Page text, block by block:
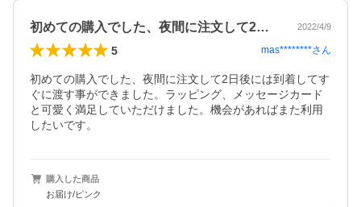
初めての購入でした、夜間に注文して2日… 2022/4/9
5 mas********さん
初めての購入でした、夜間に注文して2日後には到着してす
ぐに渡す事ができました。ラッピング、メッセージカード
と可愛く満足していただけました。機会があればまた利用
したいです。
購入した商品
お届け/ピンク